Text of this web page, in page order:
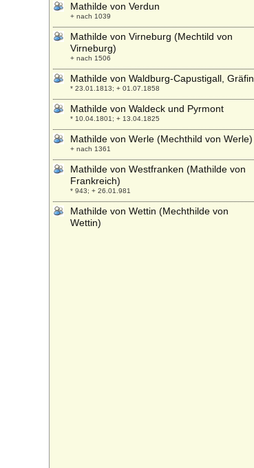
Mathilde von Verdun
+ nach 1039
Mathilde von Virneburg (Mechtild von
Virneburg)
+ nach 1506
Mathilde von Waldburg-Capustigall, Gräfin
* 23.01.1813; + 01.07.1858
Mathilde von Waldeck und Pyrmont
* 10.04.1801; + 13.04.1825
Mathilde von Werle (Mechthild von Werle)
+ nach 1361
Mathilde von Westfranken (Mathilde von
Frankreich)
* 943; + 26.01.981
Mathilde von Wettin (Mechthilde von
Wettin)